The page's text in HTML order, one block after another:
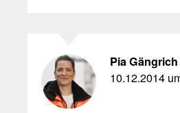
Pia Gängrich
10.12.2014